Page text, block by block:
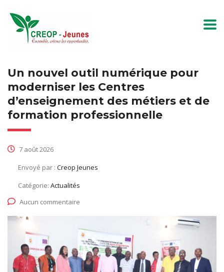
Un nouvel outil numérique pour
moderniser les Centres
d’enseignement des métiers et de
formation professionnelle
7 août 2026
Envoyé par : Creop Jeunes
Catégorie: Actualités
Aucun commentaire